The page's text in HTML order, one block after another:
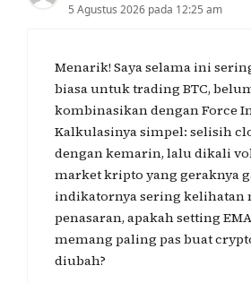
5 Agustus 2026 pada 12:25 am
Menarik! Saya selama ini
biasa untuk trading BTC,
kombinasikan dengan Force
Kalkulasinya simpel: selisih
dengan kemarin, lalu dikali
market kripto yang geraknya
indikatornya sering kelihatan
penasaran, apakah setting
memang paling pas buat
diubah?